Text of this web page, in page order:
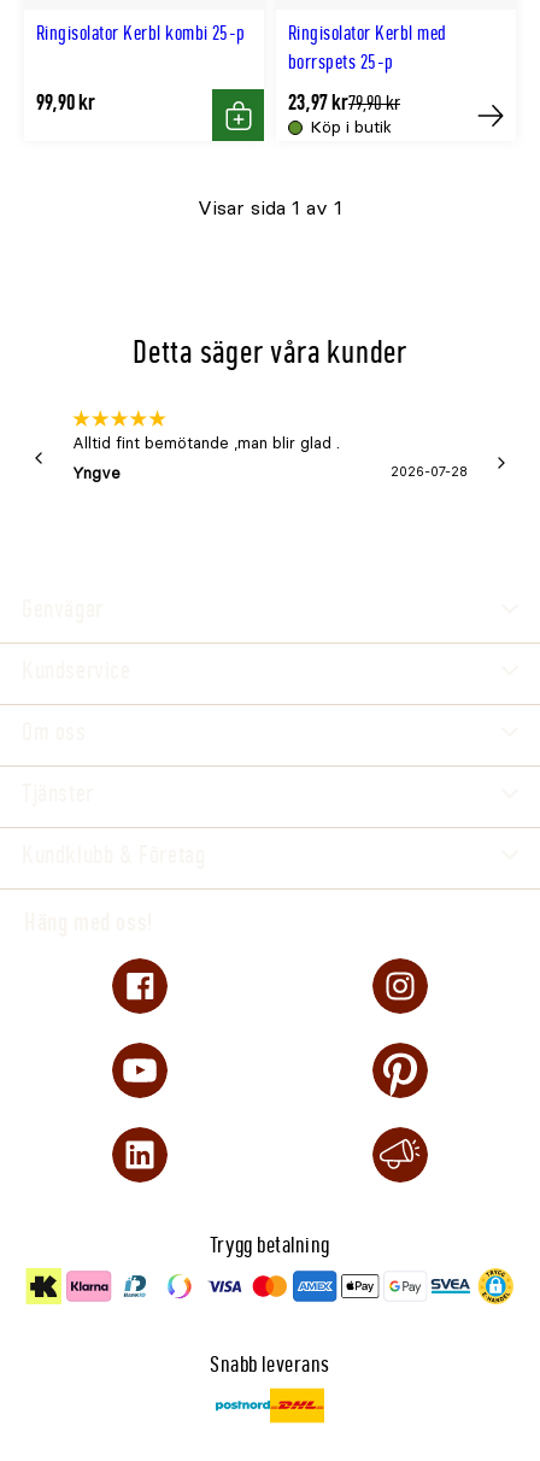
Ringisolator Kerbl kombi 25-p
99,90 kr
Köp
Ringisolator Kerbl med
borrspets 25-p
Köp i butik
23,97 krTidligere
lägsta
pris
79,90 kr
Visar sida 1 av 1
Detta säger våra kunder
Alltid fint bemötande ,man blir glad .
Yngve
2026-07-28
Trygg betalning
Snabb leverans